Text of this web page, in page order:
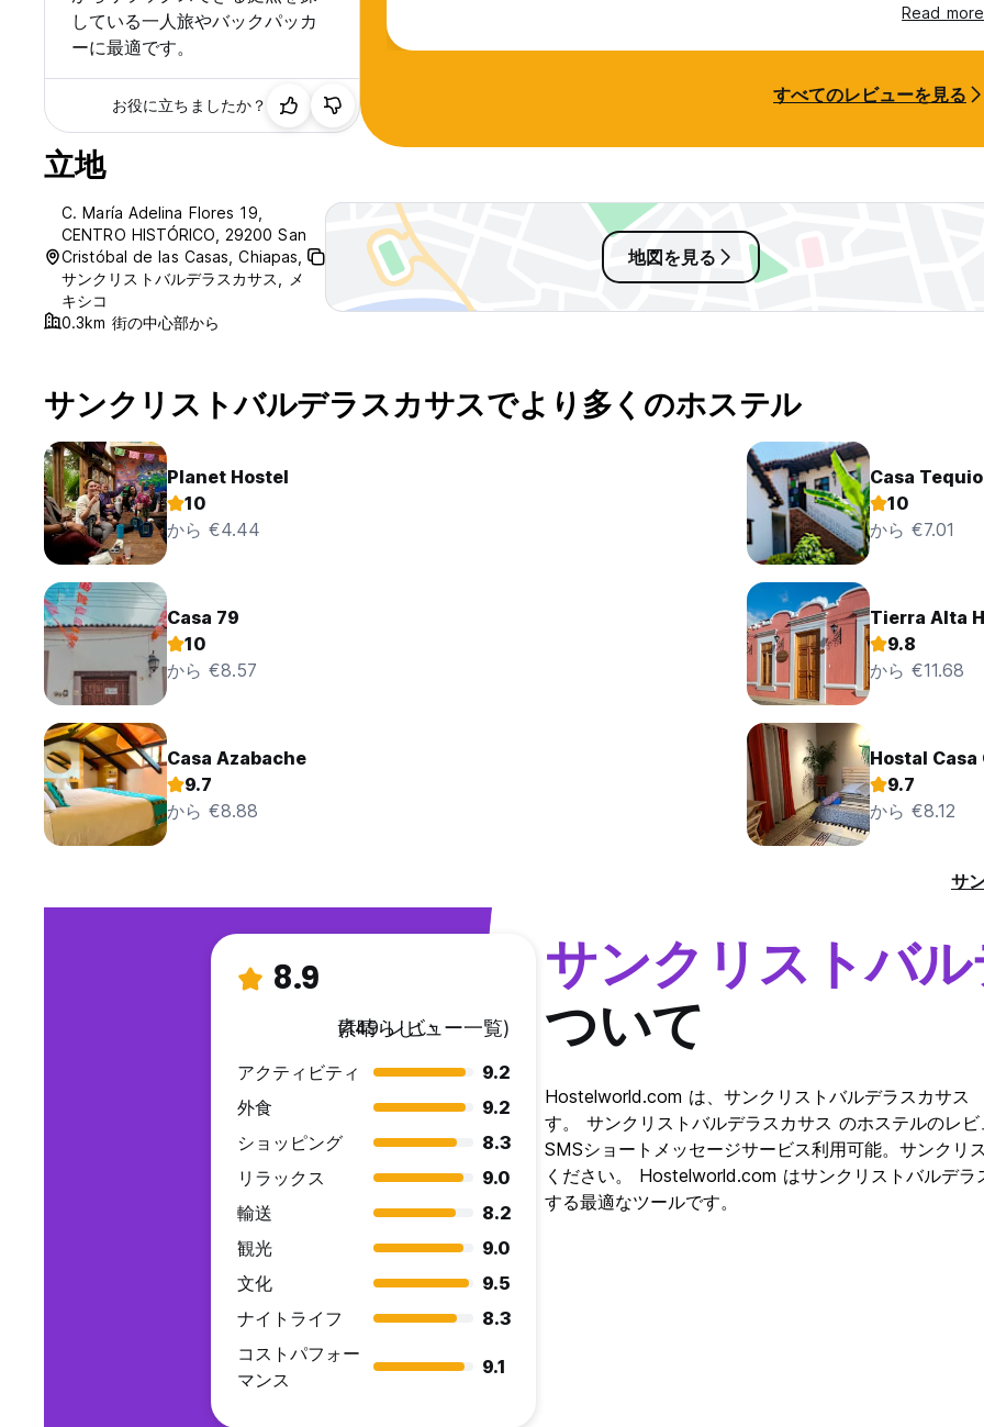
している一人旅やバックパッカ
ーに最適です。
お役に立ちましたか？
Read more
すべてのレビューを見る
立地
C. María Adelina Flores 19,
CENTRO HISTÓRICO, 29200 San
Cristóbal de las Casas, Chiapas,
サンクリストバルデラスカサス, メ
キシコ
0.3km 街の中心部から
地図を見る
サンクリストバルデラスカサスでより多くのホステル
Planet Hostel
10
から €4.44
Casa Tequio
10
から €7.01
Casa 79
10
から €8.57
Tierra Alta
9.8
から €11.68
Casa Azabache
9.7
から €8.88
Hostal Casa
9.7
から €8.12
サ
8.9
素晴らしい
(149 レビュー一覧)
アクティビティ
9.2
外食
9.2
ショッピング
8.3
リラックス
9.0
輸送
8.2
観光
9.0
文化
9.5
ナイトライフ
8.3
コストパフォー
マンス
9.1
サンクリストバ
ついて
Hostelworld.com は、サンクリストバルデラスカサス
す。 サンクリストバルデラスカサス のホステルのレ
SMSショートメッセージサービス利用可能。サンクリ
ください。 Hostelworld.com はサンクリストバルデ
する最適なツールです。